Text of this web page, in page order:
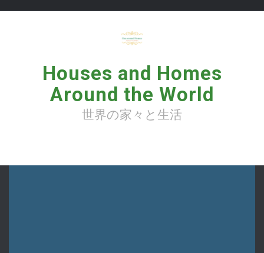
Houses and Homes
Around the World
世界の家々と生活